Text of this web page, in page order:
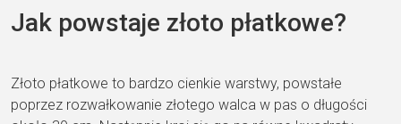
Jak powstaje złoto płatkowe?
Złoto płatkowe to bardzo cienkie warstwy, powstałe
poprzez rozwałkowanie złotego walca w pas o długości